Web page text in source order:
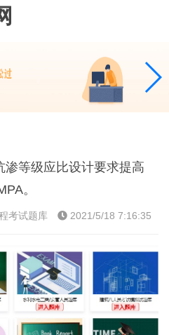
渗等级应比设计要求提高
。
考试题库 2021/5/18 7:16:35